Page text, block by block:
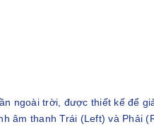
ngoài trời, được thiết kế để
âm thanh Trái (Left) và Phải